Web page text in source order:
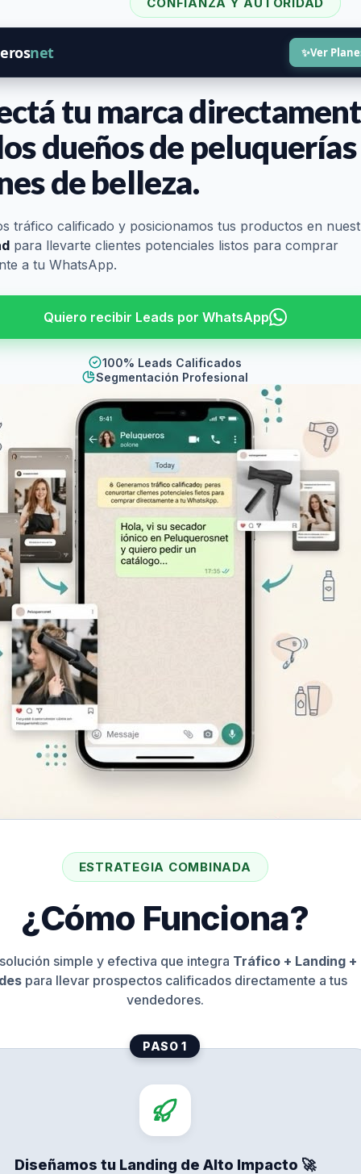
net ✨Ver
tu marca
dueños de
de belleza.
tráfico calificado y posicionamos tus productos en
para llevarte clientes potenciales listos para comprar
a tu WhatsApp.
Quiero recibir Leads por WhatsApp
100% Leads Calificados
Segmentación Profesional
ESTRATEGIA COMBINADA
¿Cómo Funciona?
simple y efectiva que integra Tráfico + Landing +
para llevar prospectos calificados directamente a tus
vendedores.
PASO 1
Diseñamos tu Landing de Alto Impacto 🚀